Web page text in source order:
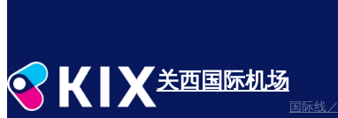
关西国际机场
国际线